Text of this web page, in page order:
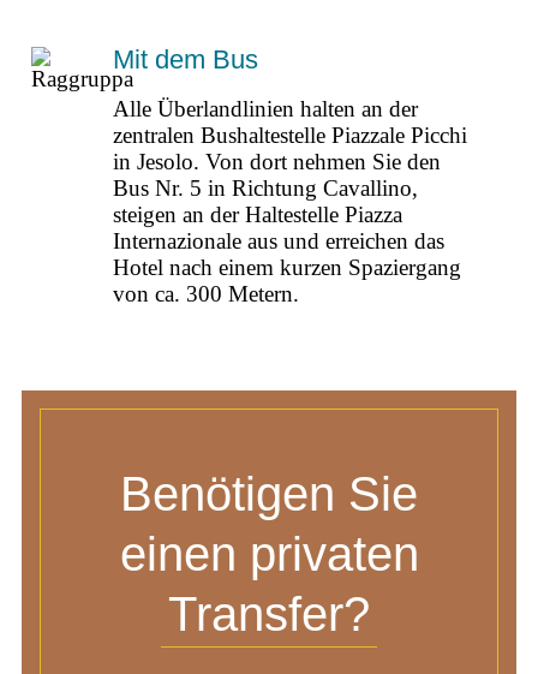
Mit dem Bus
Alle Überlandlinien halten an der
zentralen Bushaltestelle Piazzale Picchi
in Jesolo. Von dort nehmen Sie den
Bus Nr. 5 in Richtung Cavallino,
steigen an der Haltestelle Piazza
Internazionale aus und erreichen das
Hotel nach einem kurzen Spaziergang
von ca. 300 Metern.
Benötigen Sie
einen privaten
Transfer?